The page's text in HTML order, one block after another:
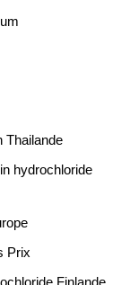
Thailande
hydrochloride
Prix
Finlande